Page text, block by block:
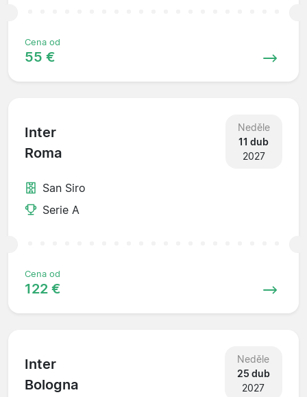
Cena od
55 €
Inter
Roma
Neděle
11 dub
2027
San Siro
Serie A
Cena od
122 €
Inter
Bologna
Neděle
25 dub
2027